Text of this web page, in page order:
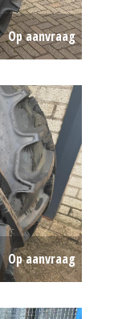
Op aanvraag
Op aanvraag